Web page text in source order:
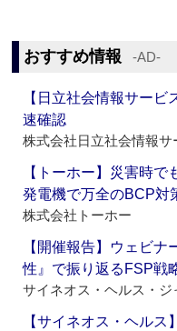
おすすめ情報 ‐AD‐
【日立社会情報サー
速確認
株式会社日立社会情報サ
【トーホー】災害時
発電機で万全のBCP対
株式会社トーホー
【開催報告】ウェビ
性』で振り返るFSP戦
サイネオス・ヘルス・ジ
【サイネオス・ヘル